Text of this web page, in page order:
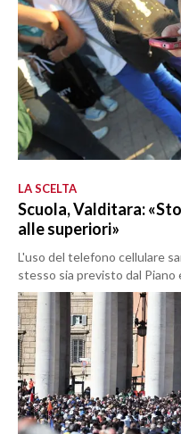
LA SCELTA
Scuola, Valditara:
alle superiori»
L'uso del telefono cellulare
stesso sia previsto dal